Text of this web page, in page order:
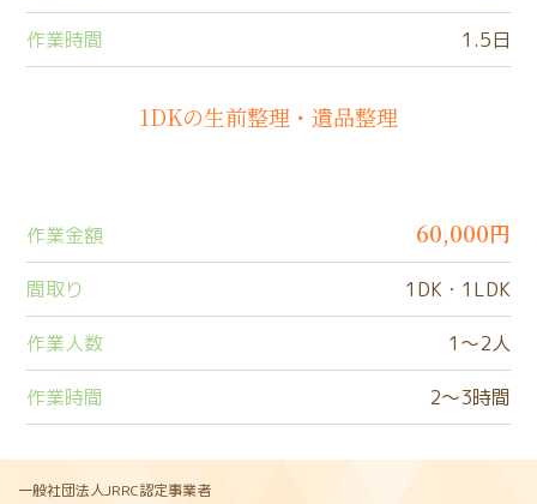
作業時間 1.5日
1DKの生前整理・遺品整理
作業金額 60,000円
間取り 1DK・1LDK
作業人数 1〜2人
作業時間 2〜3時間
一般社団法人JRRC認定事業者